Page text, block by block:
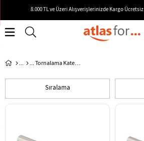
8.000 TL ve Üzeri Alışverişlerinizde Kargo Ücretsiz |
Tornalama Katerleri
Sıralama